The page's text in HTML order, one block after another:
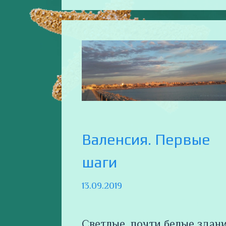
Валенсия. Первые
шаги
13.09.2019